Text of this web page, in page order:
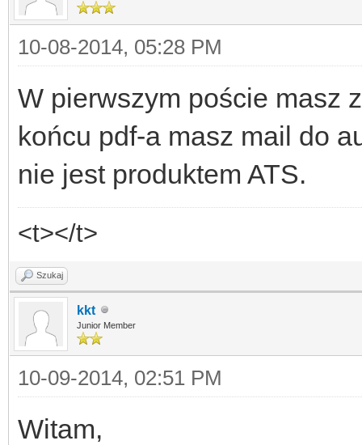
10-08-2014, 05:28 PM
W pierwszym poście masz
końcu pdf-a masz mail do
nie jest produktem ATS.
<t></t>
Szukaj
kkt
Junior Member
10-09-2014, 02:51 PM
Witam,